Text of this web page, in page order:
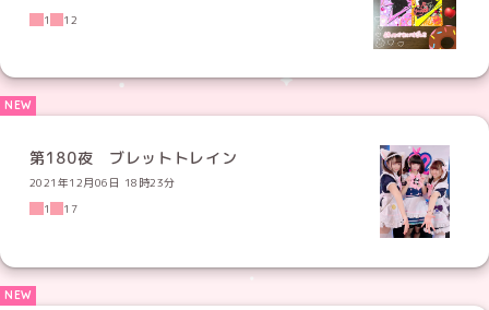
1
12
第180夜 ブレットトレイン
2021年12月06日 18時23分
1
17